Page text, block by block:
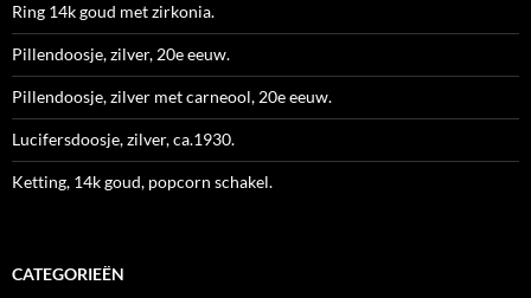
Ring 14k goud met zirkonia.
Pillendoosje, zilver, 20e eeuw.
Pillendoosje, zilver met carneool, 20e eeuw.
Lucifersdoosje, zilver, ca.1930.
Ketting, 14k goud, popcorn schakel.
CATEGORIEËN